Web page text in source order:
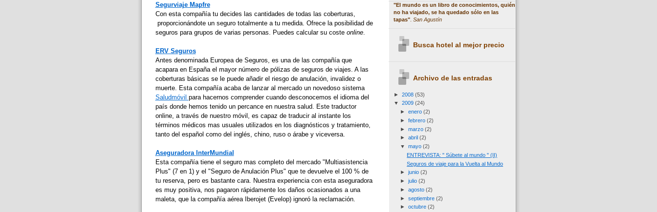
Segurviaje Mapfre
Con esta compañía tu decides las cantidades de todas las coberturas,
proporcionándote un seguro totalmente a tu medida. Ofrece la posibilidad de
seguros para grupos de varias personas. Puedes calcular su coste online.
ERV Seguros
Antes denominada Europea de Seguros, es una de las compañía que
acapara en España el mayor número de pólizas de seguros de viajes. A las
coberturas básicas se le puede añadir el riesgo de anulación, invalidez o
muerte. Esta compañía acaba de lanzar al mercado un novedoso sistema
Saludmóvil para hacernos comprender cuando desconocemos el idioma del
país donde hemos tenido un percance en nuestra salud. Este traductor
online, a través de nuestro móvil, es capaz de traducir al instante los
términos médicos mas usuales utilizados en los diagnósticos y tratamiento,
tanto del español como del inglés, chino, ruso o árabe y viceversa.
Aseguradora InterMundial
Esta compañía tiene el seguro mas completo del mercado "Multiasistencia
Plus" (7 en 1) y el "Seguro de Anulación Plus" que te devuelve el 100 % de
tu reserva, pero es bastante cara. Nuestra experiencia con esta aseguradora
es muy positiva, nos pagaron rápidamente los daños ocasionados a una
maleta, que la compañía aérea Iberojet (Evelop) ignoró la reclamación.
"El mundo es un libro de conocimientos, quién
no ha viajado, se ha quedado sólo en las
tapas". San Agustín
Busca hotel al mejor precio
Archivo de las entradas
► 2008 (53)
▼ 2009 (24)
► enero (2)
► febrero (2)
► marzo (2)
► abril (2)
▼ mayo (2)
ENTREVISTA: " Súbete al mundo " (II)
Seguros de viaje para la Vuelta al Mundo
► junio (2)
► julio (2)
► agosto (2)
► septiembre (2)
► octubre (2)